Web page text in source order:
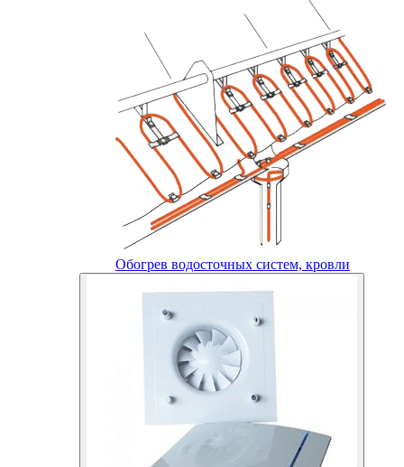
Обогрев водосточных систем, кровли